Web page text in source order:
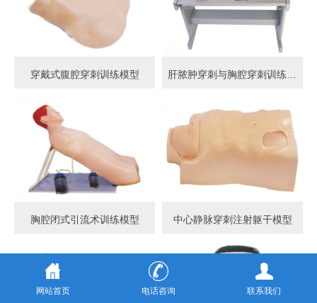
穿戴式腹腔穿刺训练模型
胸腔闭式引流术训练模型 中心静脉穿刺注射躯干模型
网站首页 电话咨询 联系我们